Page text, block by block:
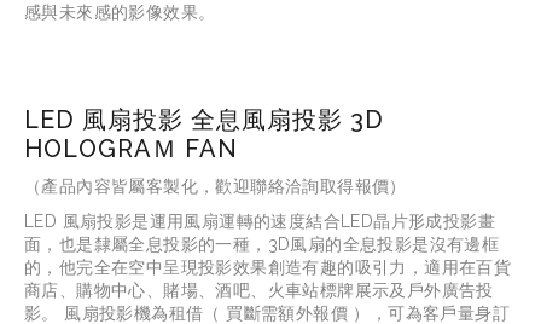
感與未來感的影像效果。
LED 風扇投影 全息風扇投影 3D
HOLOGRAＭ FAN
（產品內容皆屬客製化，歡迎聯絡洽詢取得報價）
LED 風扇投影是運用風扇運轉的速度結合LED晶片形成投影畫
面，也是隸屬全息投影的一種，3D風扇的全息投影是沒有邊框
的，他完全在空中呈現投影效果創造有趣的吸引力，適用在百貨
商店、購物中心、賭場、酒吧、火車站標牌展示及戶外廣告投
影。 風扇投影機為租借（ 買斷需額外報價 ），可為客戶量身訂